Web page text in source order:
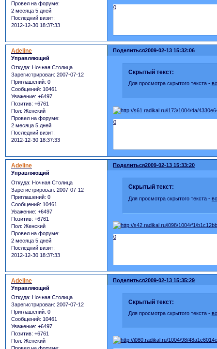
Провел на форуме:
2 месяца 5 дней
Последний визит:
2012-12-30 18:37:33
0
Поделиться2009-02-13 15:32:06
Adeline
Управляющий
Откуда: Ночная Столица
Зарегистрирован: 2007-07-12
Приглашений: 0
Сообщений: 10461
Уважение: +6497
Позитив: +6761
Пол: Женский
Провел на форуме:
2 месяца 5 дней
Последний визит:
2012-12-30 18:37:33
Скрытый текст:
Для просмотра скрытого текста -
0
Поделиться2009-02-13 15:33:20
Adeline
Управляющий
Откуда: Ночная Столица
Зарегистрирован: 2007-07-12
Приглашений: 0
Сообщений: 10461
Уважение: +6497
Позитив: +6761
Пол: Женский
Провел на форуме:
2 месяца 5 дней
Последний визит:
2012-12-30 18:37:33
Скрытый текст:
Для просмотра скрытого текста -
0
Поделиться2009-02-13 15:35:29
Adeline
Управляющий
Откуда: Ночная Столица
Зарегистрирован: 2007-07-12
Приглашений: 0
Сообщений: 10461
Уважение: +6497
Позитив: +6761
Пол: Женский
Скрытый текст:
Для просмотра скрытого текста -